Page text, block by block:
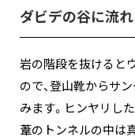
ダビデの谷に流
岩の階段を抜けると
ので、登山靴からサ
みます。ヒンヤリし
葦のトンネルの中は